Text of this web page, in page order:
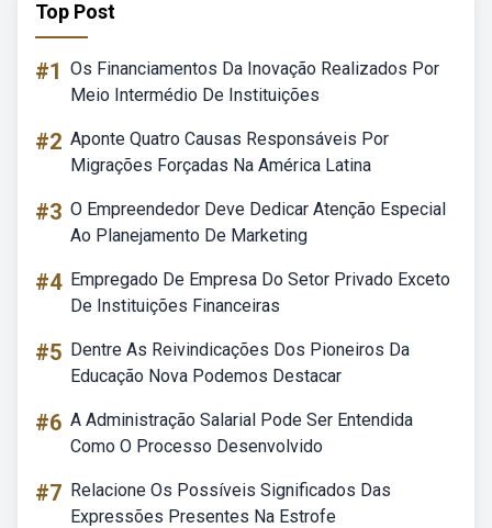
Top Post
#1 Os Financiamentos Da Inovação Realizados Por
Meio Intermédio De Instituições
#2 Aponte Quatro Causas Responsáveis Por
Migrações Forçadas Na América Latina
#3 O Empreendedor Deve Dedicar Atenção Especial
Ao Planejamento De Marketing
#4 Empregado De Empresa Do Setor Privado Exceto
De Instituições Financeiras
#5 Dentre As Reivindicações Dos Pioneiros Da
Educação Nova Podemos Destacar
#6 A Administração Salarial Pode Ser Entendida
Como O Processo Desenvolvido
#7 Relacione Os Possíveis Significados Das
Expressões Presentes Na Estrofe